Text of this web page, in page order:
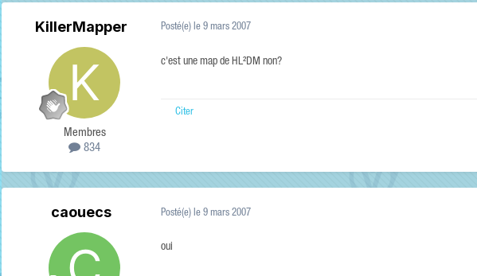
KillerMapper
Membres
834
Posté(e) le 9 mars 2007
c'est une map de HL²DM non?
Citer
caouecs Posté(e) le 9 mars 2007
oui